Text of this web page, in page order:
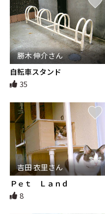
勝木 伸介さん
自転車スタンド
35
吉田 衣里さん
Ｐｅｔ Ｌａｎｄ
8